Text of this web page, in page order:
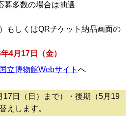
多数の場合は抽選
もしくはQRチケット納品画面の
4月17日（金）
立博物館Webサイト へ
17日（日）まで）・後期（5月19
えします。